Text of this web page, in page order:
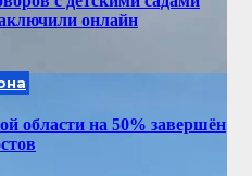
онлайн
области на 50% завершён